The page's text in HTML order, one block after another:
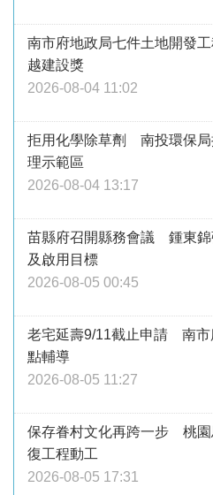
南市府地政局七件土地開發
越建設獎
2026-08-04 11:02
拒用化學除草劑 南投環保局
理示範區
2026-08-04 13:17
苗縣府召開縣務會議 鍾東錦
及啟用目標
2026-08-05 00:45
老宅延壽9/11截止申請 南市
點輔導
2026-08-05 11:27
保存眷村文化再跨一步 桃園
復工程動工
2026-08-05 17:31